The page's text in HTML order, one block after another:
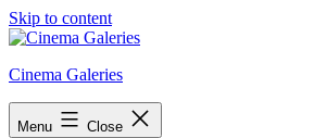
Skip to content
Cinema Galeries
Menu Close